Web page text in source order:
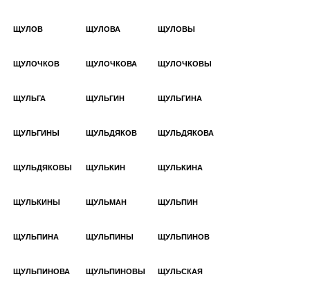
ЩУЛОВ ЩУЛОВА ЩУЛОВЫ
ЩУЛОЧКОВ ЩУЛОЧКОВА ЩУЛОЧКОВЫ
ЩУЛЬГА ЩУЛЬГИН ЩУЛЬГИНА
ЩУЛЬГИНЫ ЩУЛЬДЯКОВ ЩУЛЬДЯКОВА
ЩУЛЬДЯКОВЫ ЩУЛЬКИН ЩУЛЬКИНА
ЩУЛЬКИНЫ ЩУЛЬМАН ЩУЛЬПИН
ЩУЛЬПИНА ЩУЛЬПИНЫ ЩУЛЬПИНОВ
ЩУЛЬПИНОВА ЩУЛЬПИНОВЫ ЩУЛЬСКАЯ